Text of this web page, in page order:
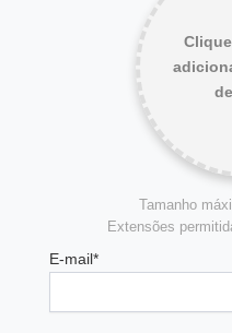
Tamanho
Extensões
E-mail*